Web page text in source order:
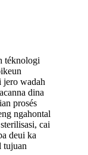
téknologi
jero wadah
dina
prosés
ngahontal
cai
deui ka
tujuan